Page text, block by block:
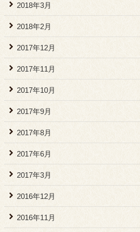
2018年3月
2018年2月
2017年12月
2017年11月
2017年10月
2017年9月
2017年8月
2017年6月
2017年3月
2016年12月
2016年11月